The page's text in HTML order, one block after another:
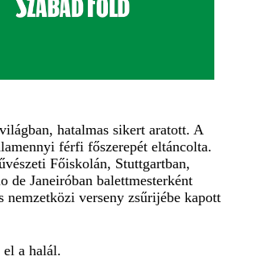
hatalmas sikert aratott. A
férfi főszerepét eltáncolta.
Főiskolán, Stuttgartban,
de Janeiróban balettmesterként
nemzetközi verseny zsűrijébe kapott
el a halál.